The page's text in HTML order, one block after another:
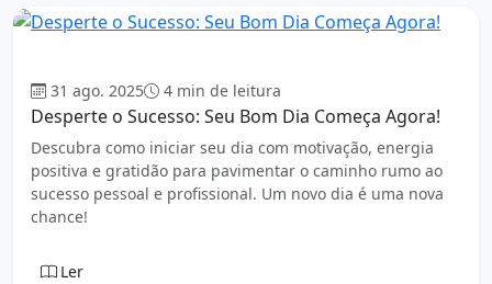
31 ago. 2025 4 min de leitura
Desperte o Sucesso: Seu Bom Dia Começa Agora!
Descubra como iniciar seu dia com motivação, energia
positiva e gratidão para pavimentar o caminho rumo ao
sucesso pessoal e profissional. Um novo dia é uma nova
chance!
Ler